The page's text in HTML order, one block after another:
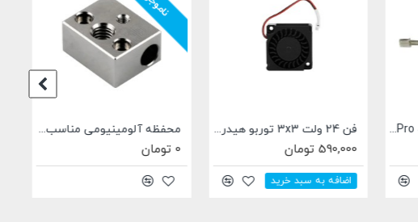
0 تومان 249,000 تومان
اضافه به سبد خرید